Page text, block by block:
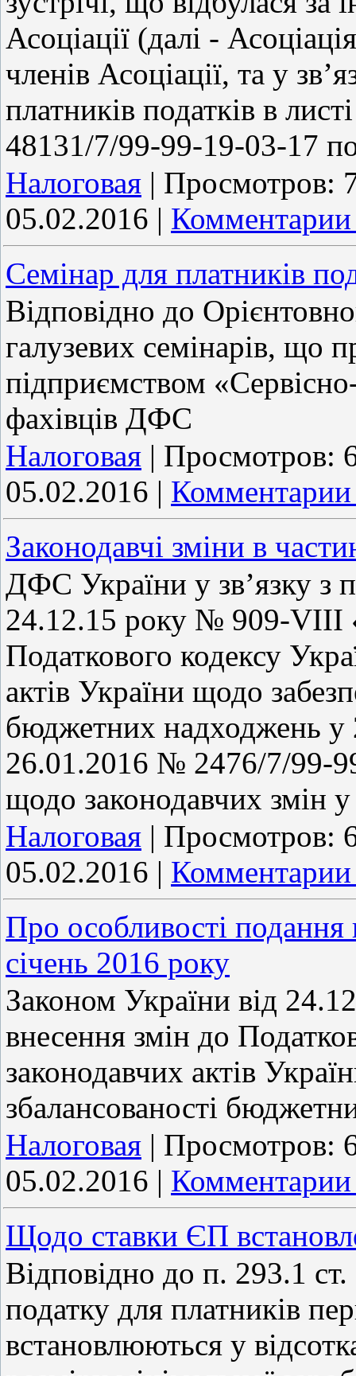
Асоціації (далі -
членів Асоціації, та у
платників податків в
48131/7/99-99-19-03-17
Налоговая | Просмотров:
05.02.2016 |
Семінар для платників
Відповідно до
галузевих семінарів, що
підприємством
фахівців ДФС
Налоговая | Просмотров:
05.02.2016 |
Законодавчі зміни в
ДФС України у зв’язку з
24.12.15 року № 909-VIII
Податкового кодексу
актів України щодо
бюджетних надходжень у
26.01.2016 № 2476/7/99-
щодо законодавчих змін
Налоговая | Просмотров:
05.02.2016 |
Про особливості подання
січень 2016 року
Законом України від
внесення змін до
законодавчих актів
збалансованості
Налоговая | Просмотров:
05.02.2016 |
Щодо ставки ЄП
Відповідно до п. 293.1
податку для платників
встановлюються у